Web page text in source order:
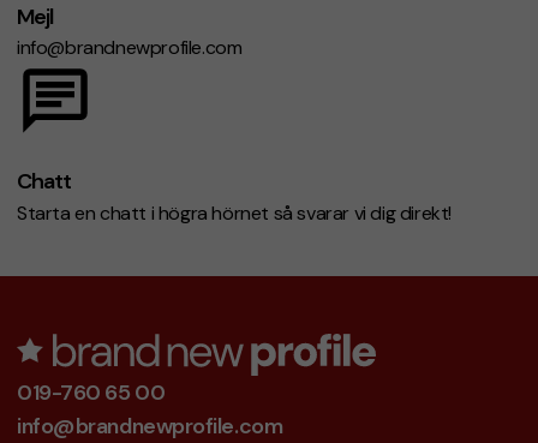
Mejl
info@brandnewprofile.com
Chatt
Starta en chatt i högra hörnet så svarar vi dig direkt!
019-760 65 00
info@brandnewprofile.com